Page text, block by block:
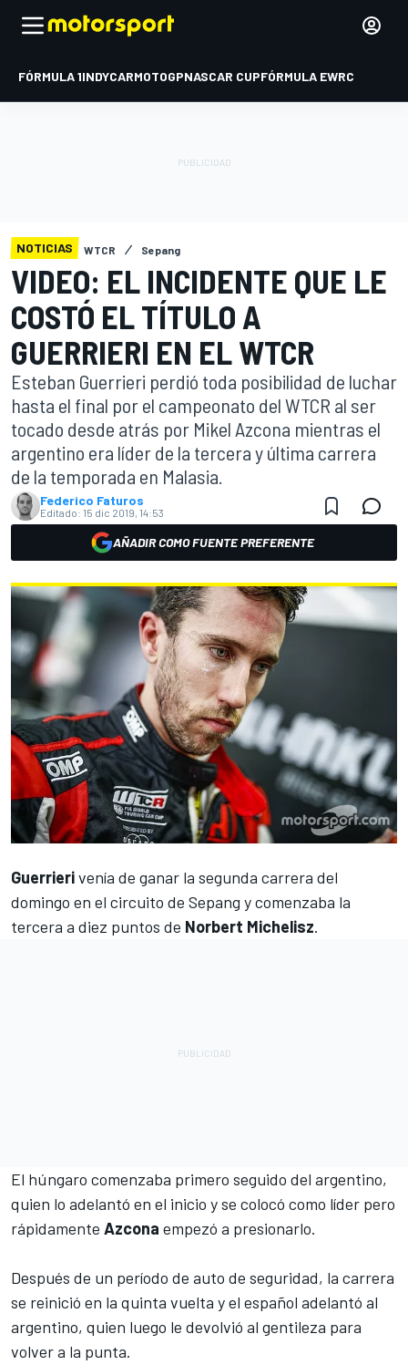
FÓRMULA 1INDYCARMOTOGPNASCAR CUPFÓRMULA EWRC
NOTICIAS WTCR Sepang
VIDEO: EL INCIDENTE QUE LE
COSTÓ EL TÍTULO A
GUERRIERI EN EL WTCR
Esteban Guerrieri perdió toda posibilidad de luchar
hasta el final por el campeonato del WTCR al ser
tocado desde atrás por Mikel Azcona mientras el
argentino era líder de la tercera y última carrera
de la temporada en Malasia.
Federico Faturos
Editado: 15 dic 2019, 14:53
AÑADIR COMO FUENTE PREFERENTE
Guerrierivenía de ganar la segunda carrera del
domingo en el circuito de Sepang y comenzaba la
tercera a diez puntos de Norbert Michelisz.
El húngaro comenzaba primero seguido del argentino,
quien lo adelantó en el inicio y se colocó como líder pero
rápidamente Azcona empezó a presionarlo.
Después de un período de auto de seguridad, la carrera
se reinició en la quinta vuelta y el español adelantó al
argentino, quien luego le devolvió al gentileza para
volver a la punta.